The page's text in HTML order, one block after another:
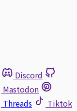
Discord
Mastodon
Threads
Tiktok